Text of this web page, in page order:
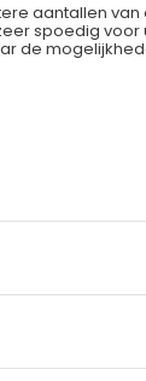
aantallen
spoedig voor
de